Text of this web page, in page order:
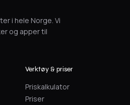
i hele Norge. Vi
og apper til
Verktøy & priser
Priskalkulator
Priser